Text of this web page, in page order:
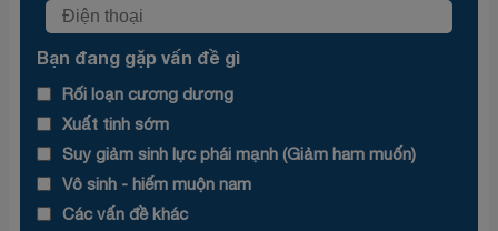
Bạn đang gặp vấn đề gì
Rối loạn cương dương
Xuất tinh sớm
Suy giảm sinh lực phái mạnh (Giảm ham muốn)
Vô sinh - hiếm muộn nam
Các vấn đề khác